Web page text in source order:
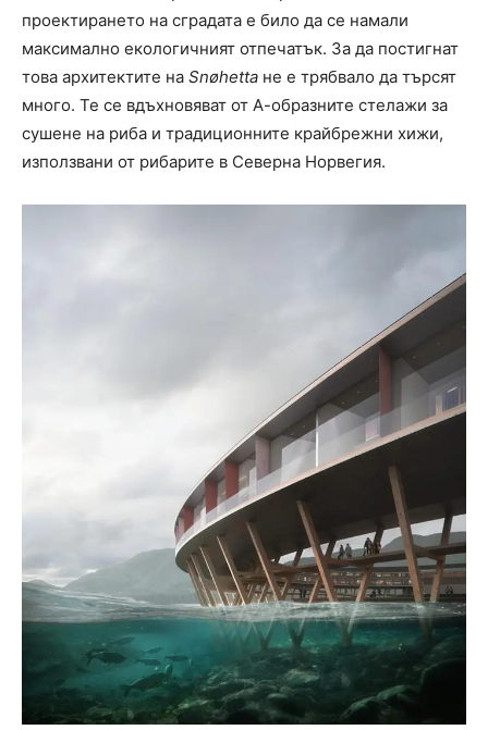
проектирането на сградата е било да се намали
максимално екологичният отпечатък. За да постигнат
това архитектите на Snøhetta не е трябвало да търсят
много. Те се вдъхновяват от А-образните стелажи за
сушене на риба и традиционните крайбрежни хижи,
използвани от рибарите в Северна Норвегия.